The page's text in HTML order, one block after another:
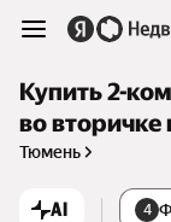
Купить 2-
во вторичке
Тюмень
AI 4